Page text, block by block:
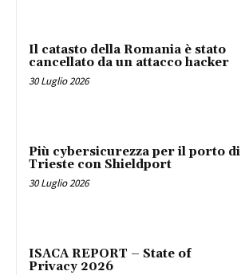
Il catasto della Romania è stato
cancellato da un attacco hacker
30 Luglio 2026
Più cybersicurezza per il porto di
Trieste con Shieldport
30 Luglio 2026
ISACA REPORT – State of
Privacy 2026